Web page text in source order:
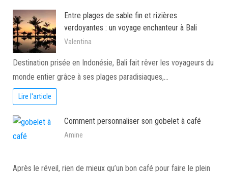
Entre plages de sable fin et rizières
verdoyantes : un voyage enchanteur à Bali
Valentina
Destination prisée en Indonésie, Bali fait rêver les voyageurs du
monde entier grâce à ses plages paradisiaques,…
Lire l'article
Comment personnaliser son gobelet à café
Amine
Après le réveil, rien de mieux qu’un bon café pour faire le plein